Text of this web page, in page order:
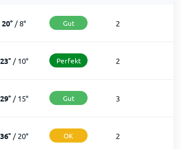
20° /8° Gut 2
23°/10° Perfekt 2
29°/15° Gut 3
36°/20° OK 2